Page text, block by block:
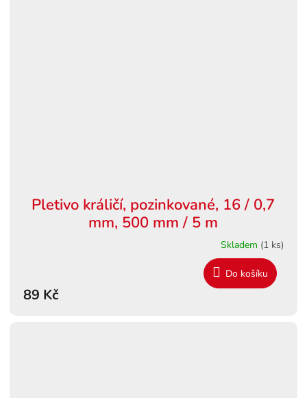
Pletivo králičí, pozinkované, 16 / 0,7
mm, 500 mm / 5 m
Skladem (1 ks)
89 Kč
Do košíku